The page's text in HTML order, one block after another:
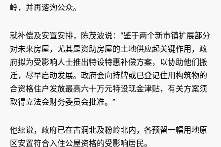
岭，并再谘询公众。
就补偿及安置安排，陈茂波说：“鉴于两个新市镇扩展部分
对未来房屋，尤其是资助房屋的土地供应起关键作用，政
府拟为受影响人士推出特设特惠补偿方案，以协助他们搬
迁，尽早启动发展。政府会向持牌或已登记住用构筑物的
合资格住户发放最高六十万元特设现金津贴，有关方案须
取得立法会财务委员会批准。”
他续说，政府已在古洞北及粉岭北内，各预留一幅用地原
区安置符合入住公屋资格的受影响居民。